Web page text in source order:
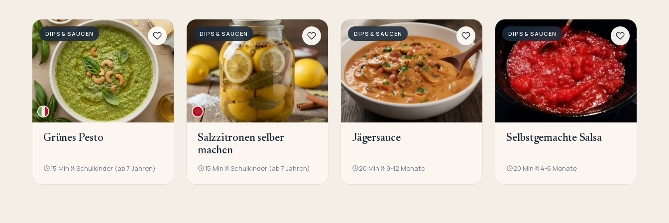
DIPS & SAUCEN
Grünes Pesto
15 Min Schulkinder (ab 7 Jahren)
DIPS & SAUCEN
Salzzitronen selber
machen
15 Min Schulkinder (ab 7 Jahren)
DIPS & SAUCEN
Jägersauce
20 Min 9-12 Monate
DIPS & SAUCEN
Selbstgemachte Salsa
20 Min 4-6 Monate